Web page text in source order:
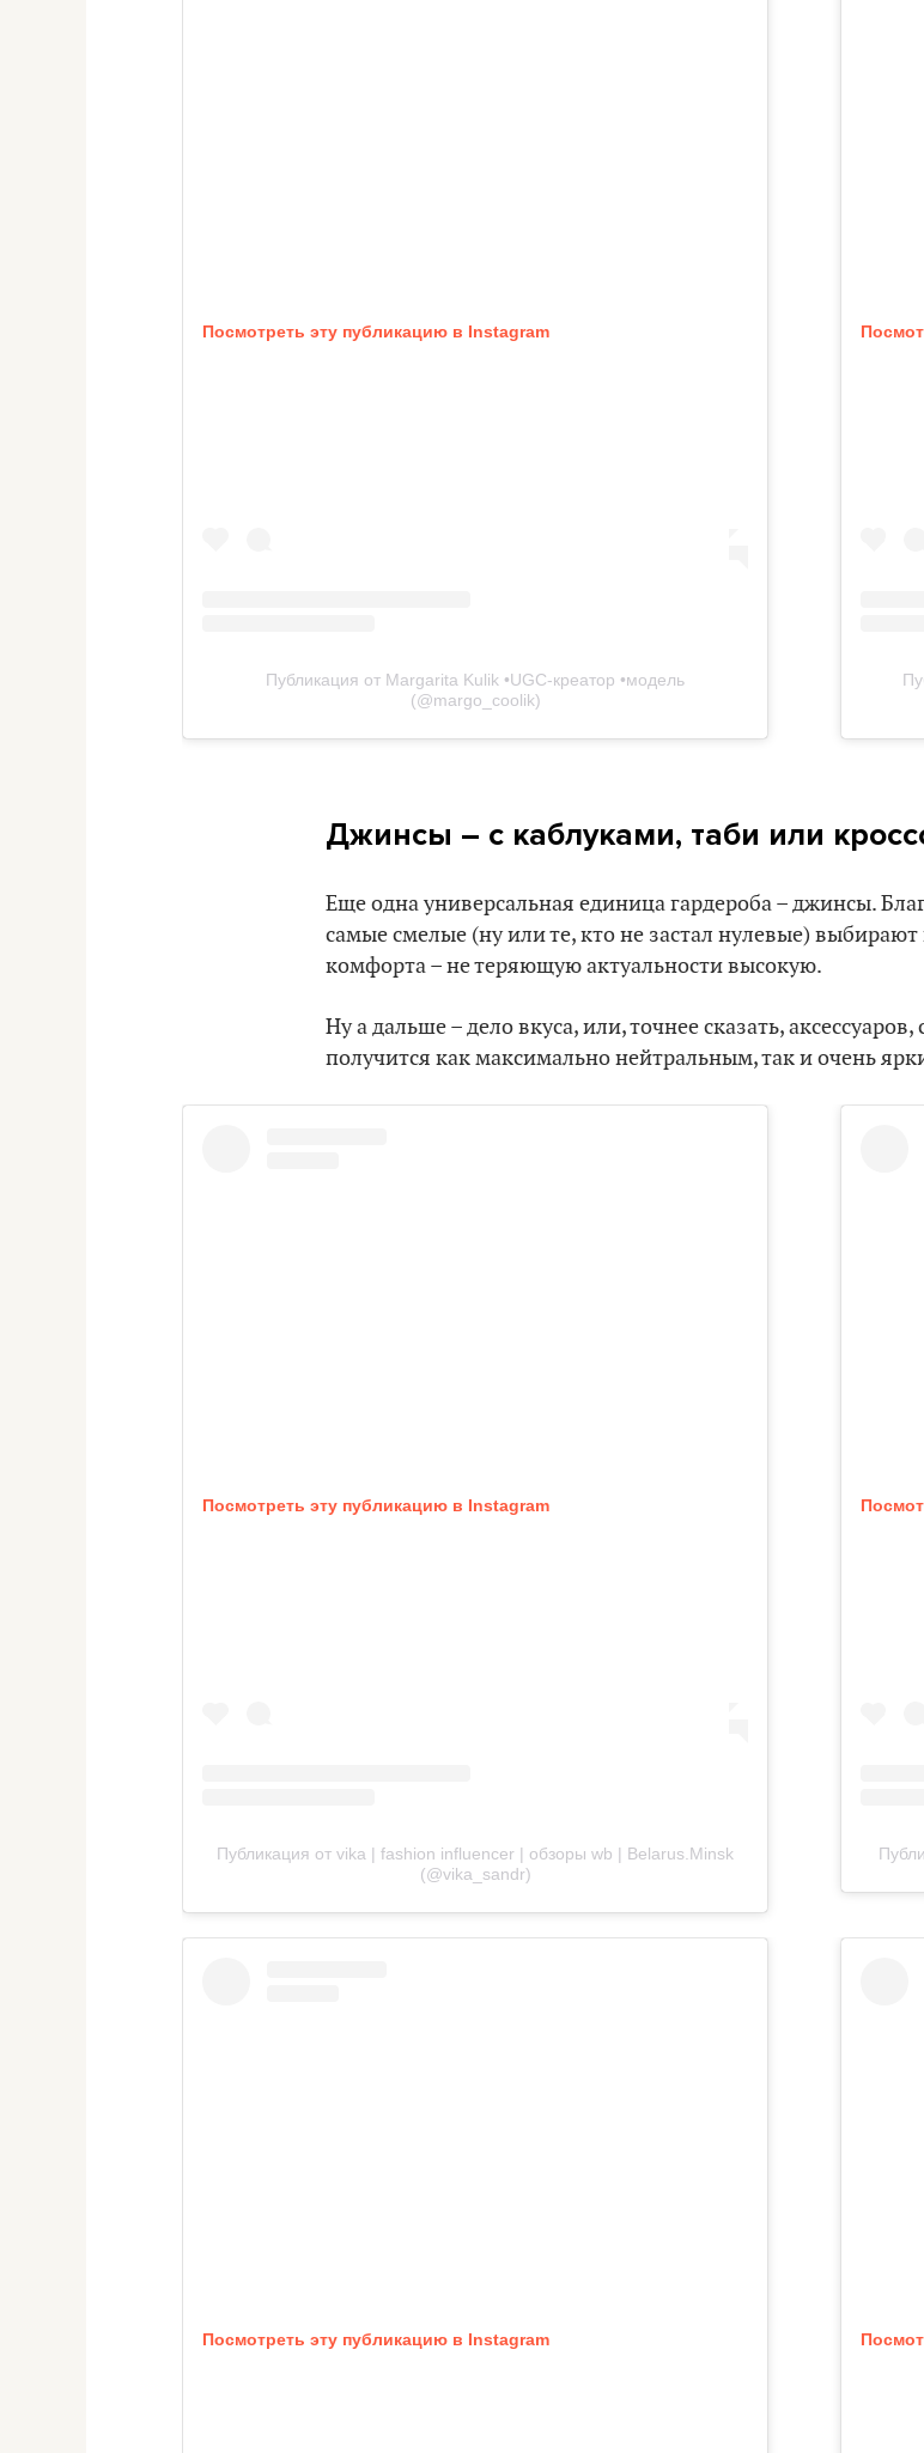
Посмотреть эту публикацию в Instagram
Публикация от Margarita Kulik •UGC-креатор •модель
(@margo_coolik)
Джинсы – с каблуками, таби или
Еще одна универсальная единица гардероба – джинсы.
самые смелые (ну или те, кто не застал нулевые)
комфорта – не теряющую актуальности высокую.
Ну а дальше – дело вкуса, или, точнее сказать,
получится как максимально нейтральным, так и очень
Посмотреть эту публикацию в Instagram
Публикация от vika | fashion influencer | обзоры wb | Belarus.Minsk
(@vika_sandr)
Посмотреть эту публикацию в Instagram